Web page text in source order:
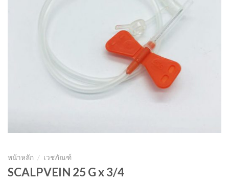
หน้าหลัก / เวชภัณฑ์
SCALPVEIN 25 G x 3/4